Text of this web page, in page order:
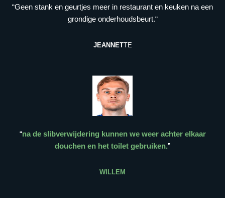
“Geen stank en geurtjes meer in restaurant en keuken na een
grondige onderhoudsbeurt.“
JEANNETTE
“na de slibverwijdering kunnen we weer achter elkaar
douchen en het toilet gebruiken.”
WILLEM